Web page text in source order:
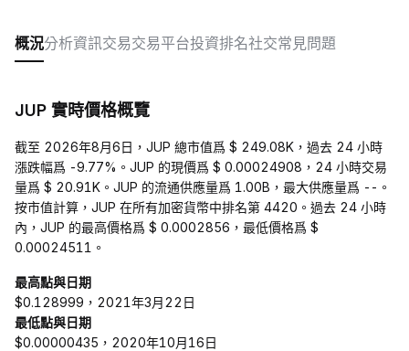
概況分析資訊交易交易平台投資排名社交常見問題
JUP 實時價格概覽
截至 2026年8月6日，JUP 總市值爲 $ 249.08K，過去 24 小時
漲跌幅爲 -9.77%。JUP 的現價爲 $ 0.00024908，24 小時交易
量爲 $ 20.91K。JUP 的流通供應量爲 1.00B，最大供應量爲 --。
按市值計算，JUP 在所有加密貨幣中排名第 4420。過去 24 小時
內，JUP 的最高價格爲 $ 0.0002856，最低價格爲 $
0.00024511。
最高點與日期
$0.128999，2021年3月22日
最低點與日期
$0.00000435，2020年10月16日